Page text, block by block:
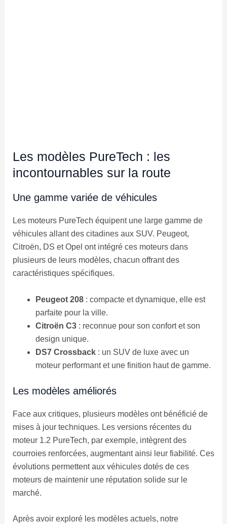
Les modèles PureTech : les
incontournables sur la route
Une gamme variée de véhicules
Les moteurs PureTech équipent une large gamme de
véhicules allant des citadines aux SUV. Peugeot,
Citroën, DS et Opel ont intégré ces moteurs dans
plusieurs de leurs modèles, chacun offrant des
caractéristiques spécifiques.
Peugeot 208: compacte et dynamique, elle est
parfaite pour la ville.
Citroën C3: reconnue pour son confort et son
design unique.
DS7 Crossback: un SUV de luxe avec un
moteur performant et une finition haut de gamme.
Les modèles améliorés
Face aux critiques, plusieurs modèles ont bénéficié de
mises à jour techniques. Les versions récentes du
moteur 1.2 PureTech, par exemple, intègrent des
courroies renforcées, augmentant ainsi leur fiabilité. Ces
évolutions permettent aux véhicules dotés de ces
moteurs de maintenir une réputation solide sur le
marché.
Après avoir exploré les modèles actuels, notre